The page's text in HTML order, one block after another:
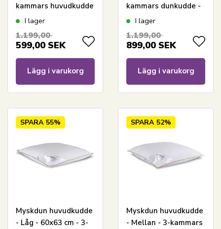
kammars huvudkudde
- Borg Living
I lager
1.199,00
599,00 SEK
Lägg i varukorg
kammars dunkudde -
60x63 cm -
myskdunkudde
I lager
1.199,00
899,00 SEK
Lägg i varukorg
SPARA 55%
Myskdun huvudkudde
- Låg - 60x63 cm - 3-
SPARA 52%
Myskdun huvudkudde
- Mellan - 3-kammars